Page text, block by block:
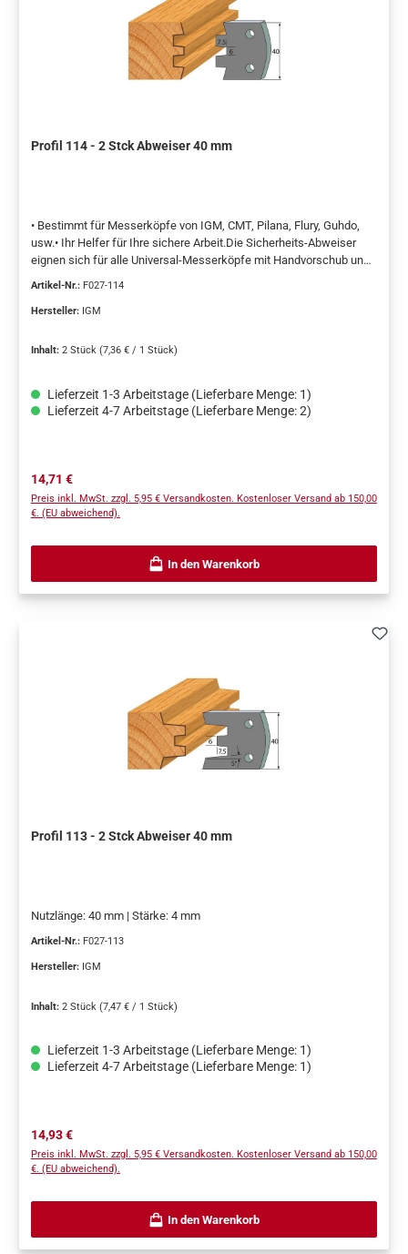
Profil 114 - 2 Stck Abweiser 40 mm
• Bestimmt für Messerköpfe von IGM, CMT, Pilana, Flury, Guhdo,
usw.• Ihr Helfer für Ihre sichere Arbeit.Die Sicherheits-Abweiser
eignen sich für alle Universal-Messerköpfe mit Handvorschub und
nach der europäischen Sicherheitsnorm hergestellt, um die
falschen Messern mit einem geschliffenen Profil unterhalb des
Weise wie die Profilmesser befestigt. Paarweise geliefert (2 St.), in
einer Blisterpackung verpackt.
Artikel-Nr.: F027-114
Hersteller: IGM
Inhalt: 2 Stück (7,36 € / 1 Stück)
Lieferzeit 1-3 Arbeitstage (Lieferbare Menge: 1)
Lieferzeit 4-7 Arbeitstage (Lieferbare Menge: 2)
Regulärer Preis:
14,71 €
Preis inkl. MwSt. zzgl. 5,95 € Versandkosten. Kostenloser Versand ab 150,00
€. (EU abweichend).
In den Warenkorb
Profil 113 - 2 Stck Abweiser 40 mm
Nutzlänge: 40 mm | Stärke: 4 mm
Artikel-Nr.: F027-113
Hersteller: IGM
Inhalt: 2 Stück (7,47 € / 1 Stück)
Lieferzeit 1-3 Arbeitstage (Lieferbare Menge: 1)
Lieferzeit 4-7 Arbeitstage (Lieferbare Menge: 1)
Regulärer Preis:
14,93 €
Preis inkl. MwSt. zzgl. 5,95 € Versandkosten. Kostenloser Versand ab 150,00
€. (EU abweichend).
In den Warenkorb